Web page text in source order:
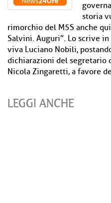
storia
rimorchio del M5S anche
Salvini. Auguri”. Lo scrive
viva Luciano Nobili,
dichiarazioni del segretario
Nicola Zingaretti, a favore
LEGGI ANCHE